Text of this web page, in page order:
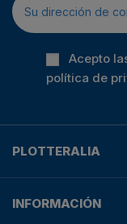
Acepto
política de
PLOTTERALIA
INFORMACIÓN